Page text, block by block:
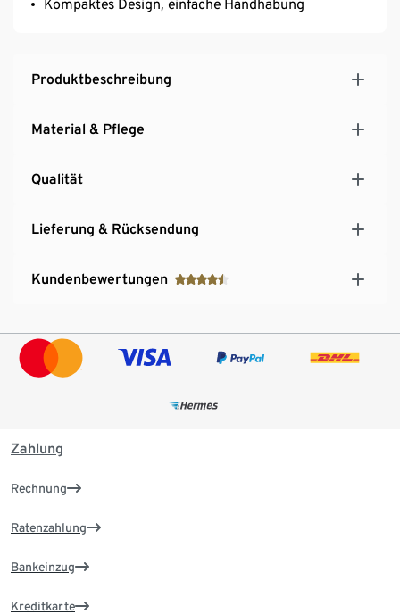
Kompaktes Design, einfache Handhabung
Produktbeschreibung
Material & Pflege
Qualität
Lieferung & Rücksendung
Kundenbewertungen
Zahlung
Rechnung
Ratenzahlung
Bankeinzug
Kreditkarte